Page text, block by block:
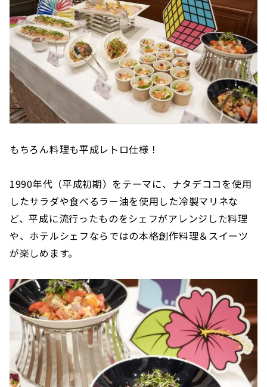
もちろん料理も平成レトロ仕様！
1990年代（平成初期）をテーマに、ナタデココを使用
したサラダや食べるラー油を使用した冷製マリネな
ど、平成に流行ったものをシェフがアレンジした料理
や、ホテルシェフならではの本格創作料理＆スイーツ
が楽しめます。